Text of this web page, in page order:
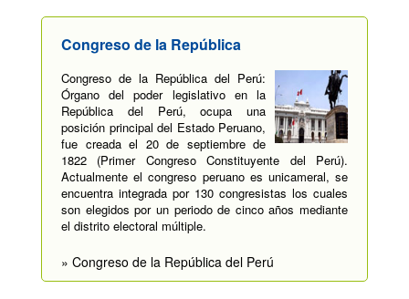
Congreso de la República
Congreso de la República del Perú:
Órgano del poder legislativo en la
República del Perú, ocupa una
posición principal del Estado Peruano,
fue creada el 20 de septiembre de
1822 (Primer Congreso Constituyente del Perú).
Actualmente el congreso peruano es unicameral, se
encuentra integrada por 130 congresistas los cuales
son elegidos por un periodo de cinco años mediante
el distrito electoral múltiple.
» Congreso de la República del Perú